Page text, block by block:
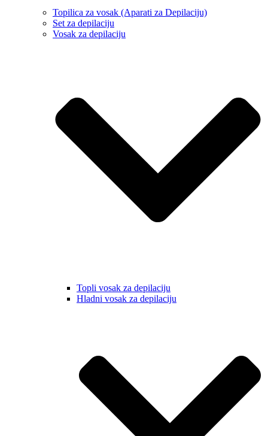
Topilica za vosak (Aparati za Depilaciju)
Set za depilaciju
Vosak za depilaciju
Topli vosak za depilaciju
Hladni vosak za depilaciju